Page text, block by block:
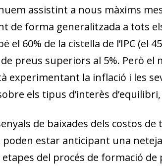
assistint a nous màxims
de forma generalitzada a tots
el 60% de la cistella de l’IPC (el
preus superiors al 5%. Però
experimentant la inflació i les
els tipus d’interès d’equilibri,
de baixades dels costos
estar anticipant una
del procés de formació